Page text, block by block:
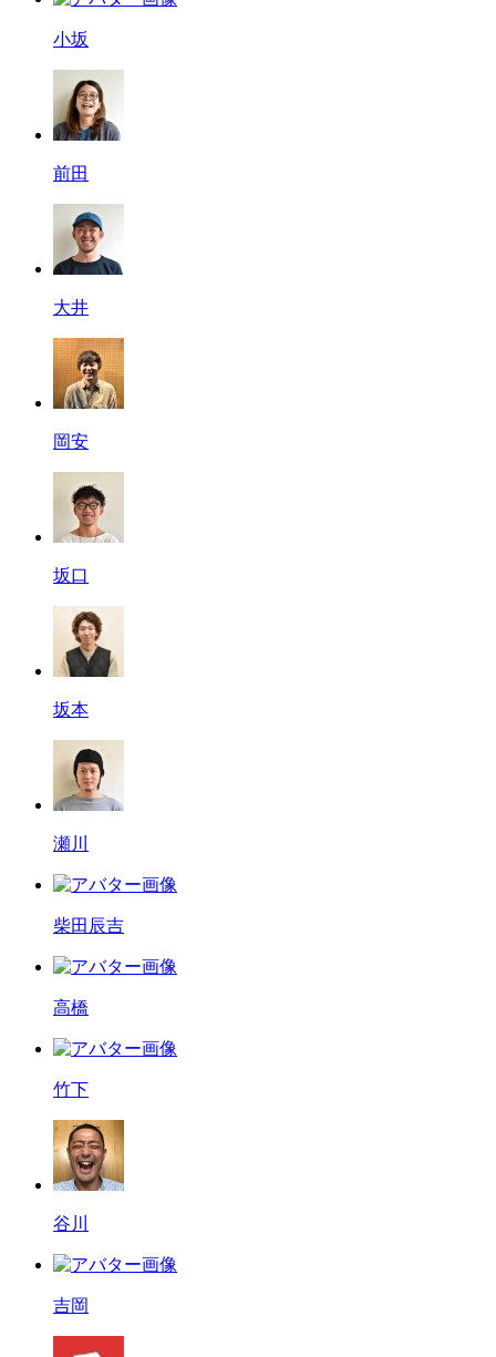
小坂
前田
大井
岡安
坂口
坂本
瀬川
柴田辰吉
高橋
竹下
谷川
吉岡